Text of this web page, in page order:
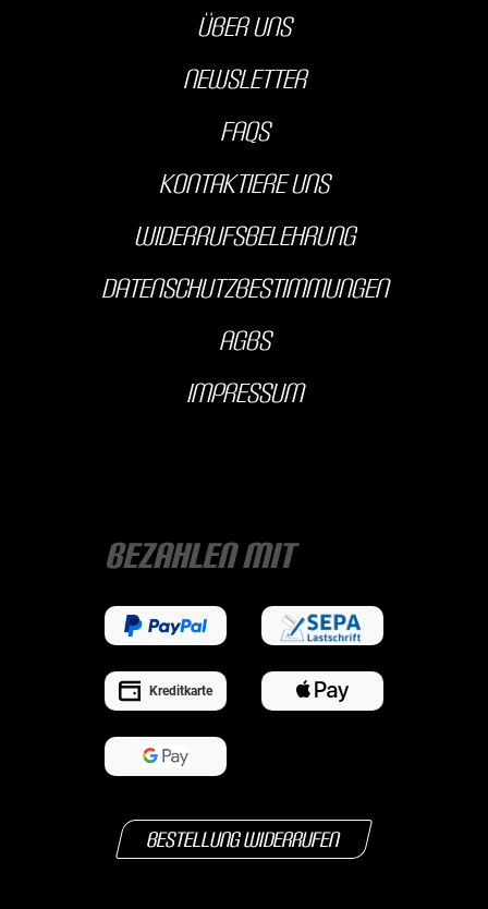
über uns
Newsletter
FAQs
kontaktiere uns
Widerrufsbelehrung
Datenschutzbestimmungen
AGBS
Impressum
Bezahlen mit
Kreditkarte
Bestellung widerrufen